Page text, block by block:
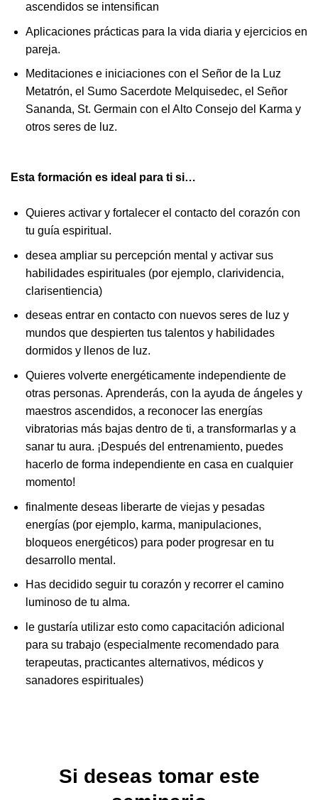
ascendidos se intensifican
Aplicaciones prácticas para la vida diaria y ejercicios en
pareja.
Meditaciones e iniciaciones con el Señor de la Luz
Metatrón, el Sumo Sacerdote Melquisedec, el Señor
Sananda, St. Germain con el Alto Consejo del Karma y
otros seres de luz.
Esta formación es ideal para ti si…
Quieres activar y fortalecer el contacto del corazón con
tu guía espiritual.
desea ampliar su percepción mental y activar sus
habilidades espirituales (por ejemplo, clarividencia,
clarisentiencia)
deseas entrar en contacto con nuevos seres de luz y
mundos que despierten tus talentos y habilidades
dormidos y llenos de luz.
Quieres volverte energéticamente independiente de
otras personas. Aprenderás, con la ayuda de ángeles y
maestros ascendidos, a reconocer las energías
vibratorias más bajas dentro de ti, a transformarlas y a
sanar tu aura. ¡Después del entrenamiento, puedes
hacerlo de forma independiente en casa en cualquier
momento!
finalmente deseas liberarte de viejas y pesadas
energías (por ejemplo, karma, manipulaciones,
bloqueos energéticos) para poder progresar en tu
desarrollo mental.
Has decidido seguir tu corazón y recorrer el camino
luminoso de tu alma.
le gustaría utilizar esto como capacitación adicional
para su trabajo (especialmente recomendado para
terapeutas, practicantes alternativos, médicos y
sanadores espirituales)
Si deseas tomar este